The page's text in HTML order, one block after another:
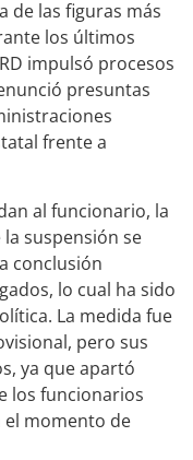
de las figuras más
los últimos
impulsó procesos
presuntas
frente a
al funcionario, la
suspensión se
conclusión
lo cual ha sido
La medida fue
pero sus
ya que apartó
los funcionarios
el momento de